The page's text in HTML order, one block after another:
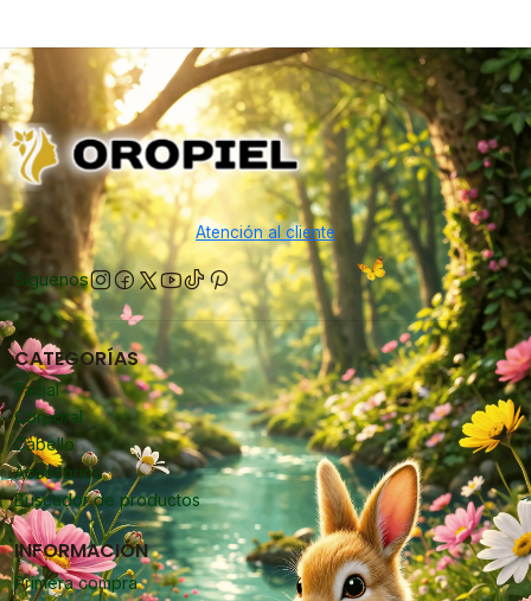
Atención al cliente
Síguenos
CATEGORÍAS
Facial
Corporal
Cabello
Accesorios
Buscador de productos
INFORMACIÓN
Primera compra